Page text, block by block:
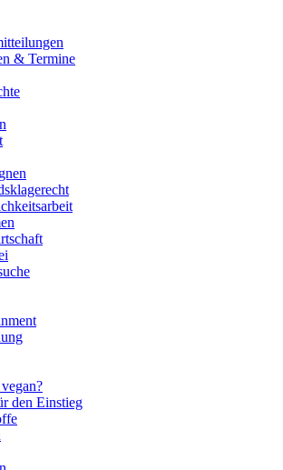
& Termine
den Einstieg